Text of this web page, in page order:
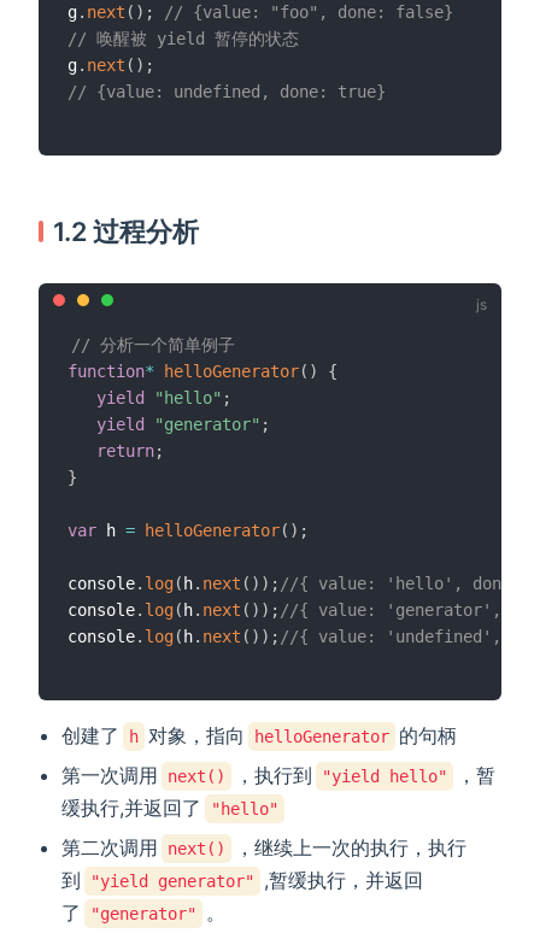
g. next ( ) ;
// {value: "foo", done: false}
// 唤醒被 yield 暂停的状态
g. next ( ) ;
// {value: undefined, done: true}
1.2 过程分析
// 分析一个简单例子
function* helloGenerator( )
{
yield
"hello" ;
yield
"generator" ;
return;
}
var h = helloGenerator( ) ;
console. log( h. next ( ) ) ; //{ value: 'hello', done:
console. log( h. next ( ) ) ; //{ value: 'generator',
console. log( h. next ( ) ) ; //{ value: 'undefined',
创建了 h 对象，指向 helloGenerator 的句柄
第一次调用
next() ，执行到 "yield hello"
，暂
缓执行,并返回了
"hello"
第二次调用 next()
，继续上一次的执行，执行
到
"yield generator"
,暂缓执行，并返回
了
"generator"
。